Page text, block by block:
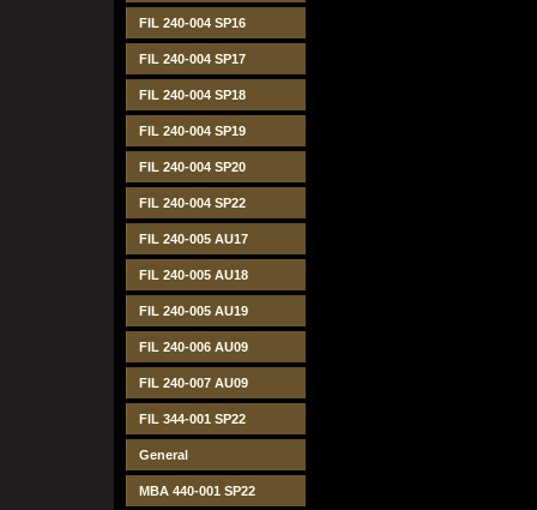
FIL 240-004 SP16
FIL 240-004 SP17
FIL 240-004 SP18
FIL 240-004 SP19
FIL 240-004 SP20
FIL 240-004 SP22
FIL 240-005 AU17
FIL 240-005 AU18
FIL 240-005 AU19
FIL 240-006 AU09
FIL 240-007 AU09
FIL 344-001 SP22
General
MBA 440-001 SP22